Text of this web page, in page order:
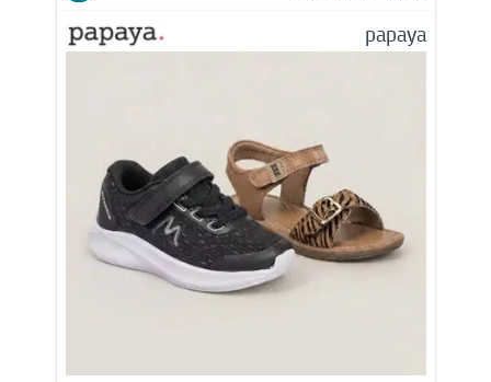
papaya